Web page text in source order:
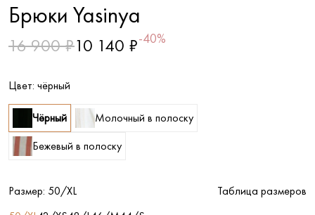
Брюки Yasinya
16 900 ₽10 140 ₽-40%
Цвет: чёрный
Чёрный
Молочный в полоску
Бежевый в полоску
Размер: 50/XL
Таблица размеров